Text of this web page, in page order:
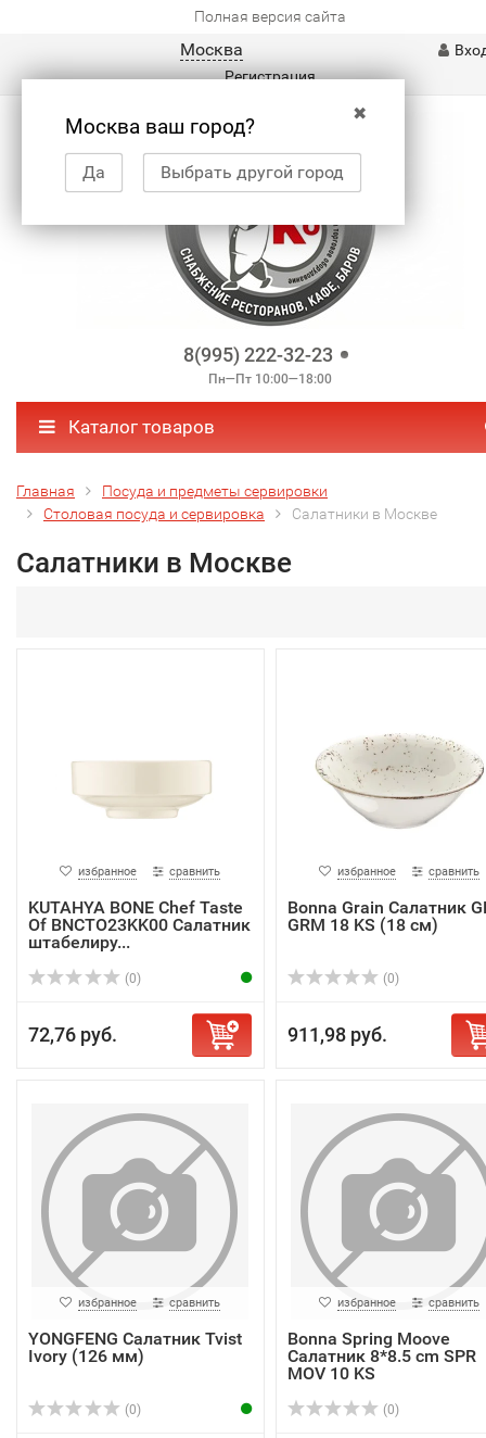
Полная версия сайта
Москва
✖
Москва ваш город?
Да Выбрать другой город
Регистрация
8(995) 222-32-23
Пн—Пт 10:00—18:00
Каталог товаров
Главная
Посуда и предметы сервировки
Столовая посуда и сервировка
Салатники в Москве
Салатники в Москве
избранное сравнить
KUTAHYA BONE Chef Taste
Of BNCTO23KK00 Салатник
штабелиру...
(0)
72,76 руб.
избранное сравнить
Bonna Grain Салатник
GRM 18 KS (18 см)
(0)
911,98 руб.
избранное сравнить
YONGFENG Салатник Tvist
Ivory (126 мм)
(0)
избранное сравнить
Bonna Spring Moove
Салатник 8*8.5 cm SPR
MOV 10 KS
(0)